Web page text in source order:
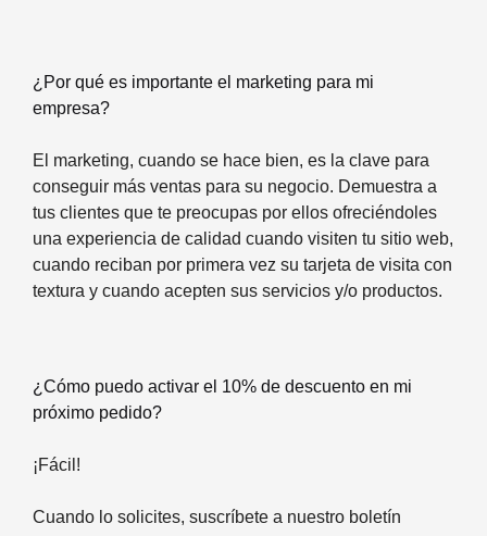
¿Por qué es importante el marketing para mi
empresa?
El marketing, cuando se hace bien, es la clave para
conseguir más ventas para su negocio. Demuestra a
tus clientes que te preocupas por ellos ofreciéndoles
una experiencia de calidad cuando visiten tu sitio web,
cuando reciban por primera vez su tarjeta de visita con
textura y cuando acepten sus servicios y/o productos.
¿Cómo puedo activar el 10% de descuento en mi
próximo pedido?
¡Fácil!
Cuando lo solicites, suscríbete a nuestro boletín